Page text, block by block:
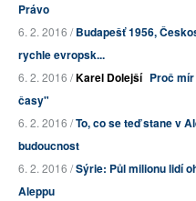
Právo
6. 2. 2016 /Budapešť 1956,
rychle evropsk...
6. 2. 2016 /Karel Dolejší Proč
časy"
6. 2. 2016 /To, co se teď stane v
budoucnost
6. 2. 2016 /Sýrie: Půl milionu lidí
Aleppu